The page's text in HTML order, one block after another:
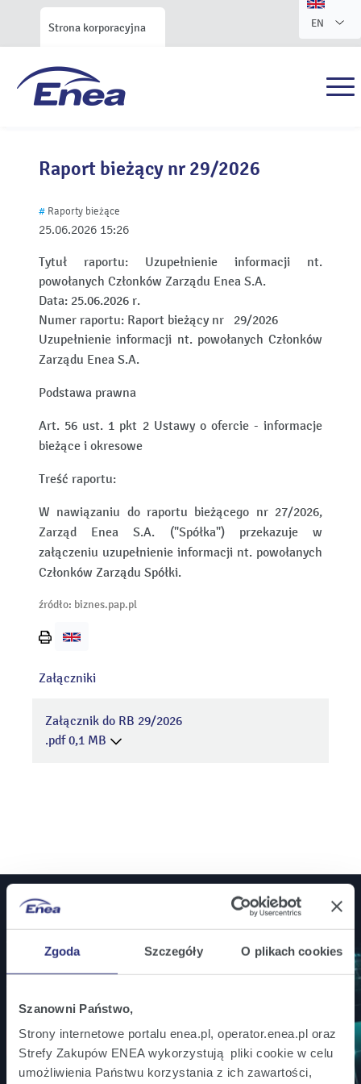
Zgoda Szczegóły O plikach cookies
Szanowni Państwo,
Strony internetowe portalu enea.pl, operator.enea.pl oraz
Strefy Zakupów ENEA wykorzystują pliki cookie w celu
umożliwienia Państwu korzystania z ich zawartości,
Strona korporacyjna EN
Raport bieżący nr 29/2026
25.06.2026 15:26
# Raporty bieżące
Tytuł raportu: Uzupełnienie informacji nt.
powołanych Członków Zarządu Enea S.A.
Data: 25.06.2026 r.
Numer raportu: Raport bieżący nr 29/2026
Uzupełnienie informacji nt. powołanych Członków
Zarządu Enea S.A.
Podstawa prawna
Art. 56 ust. 1 pkt 2 Ustawy o ofercie - informacje
bieżące i okresowe
Treść raportu:
W nawiązaniu do raportu bieżącego nr 27/2026,
Zarząd Enea S.A. ("Spółka") przekazuje w
załączeniu uzupełnienie informacji nt. powołanych
Członków Zarządu Spółki.
źródło: biznes.pap.pl
Załączniki
Załącznik do RB 29/2026
.pdf 0,1 MB
Zamów powiadomienia mailowe o wszystkich
Zapisz się